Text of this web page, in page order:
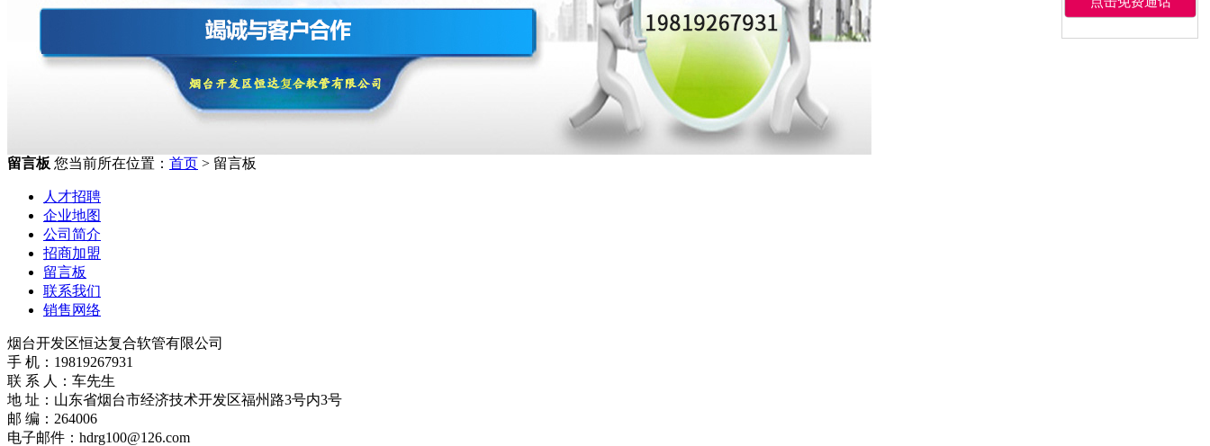
留言板 您当前所在位置： 首页 > 留言板
人才招聘
企业地图
公司简介
招商加盟
留言板
联系我们
销售网络
烟台开发区恒达复合软管有限公司
手 机：19819267931
联 系 人：车先生
地 址：山东省烟台市经济技术开发区福州路3号内3号
邮 编：264006
电子邮件：hdrg100@126.com